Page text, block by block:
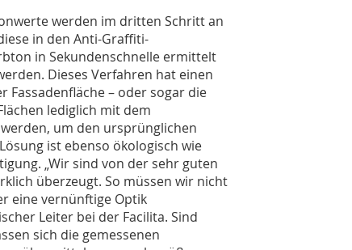
werden im dritten Schritt an
in den Anti-Graffiti-
in Sekundenschnelle ermittelt
Dieses Verfahren hat einen
Fassadenfläche – oder sogar die
lediglich mit dem
um den ursprünglichen
ist ebenso ökologisch wie
„Wir sind von der sehr guten
überzeugt. So müssen wir nicht
eine vernünftige Optik
Leiter bei der Facilita. Sind
sich die gemessenen